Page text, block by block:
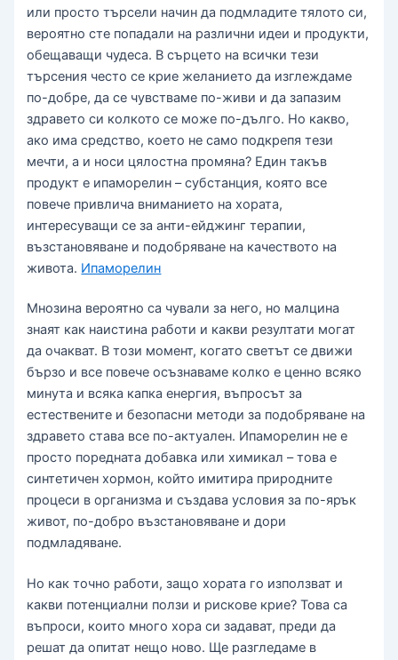
или просто търсели начин да подмладите тялото си,
вероятно сте попадали на различни идеи и продукти,
обещаващи чудеса. В сърцето на всички тези
търсения често се крие желанието да изглеждаме
по-добре, да се чувстваме по-живи и да запазим
здравето си колкото се може по-дълго. Но какво,
ако има средство, което не само подкрепя тези
мечти, а и носи цялостна промяна? Един такъв
продукт е ипаморелин – субстанция, която все
повече привлича вниманието на хората,
интересуващи се за анти-ейджинг терапии,
възстановяване и подобряване на качеството на
живота. Ипаморелин
Мнозина вероятно са чували за него, но малцина
знаят как наистина работи и какви резултати могат
да очакват. В този момент, когато светът се движи
бързо и все повече осъзнаваме колко е ценно всяко
минута и всяка капка енергия, въпросът за
естествените и безопасни методи за подобряване на
здравето става все по-актуален. Ипаморелин не е
просто поредната добавка или химикал – това е
синтетичен хормон, който имитира природните
процеси в организма и създава условия за по-ярък
живот, по-добро възстановяване и дори
подмладяване.
Но как точно работи, защо хората го използват и
какви потенциални ползи и рискове крие? Това са
въпроси, които много хора си задават, преди да
решат да опитат нещо ново. Ще разгледаме в